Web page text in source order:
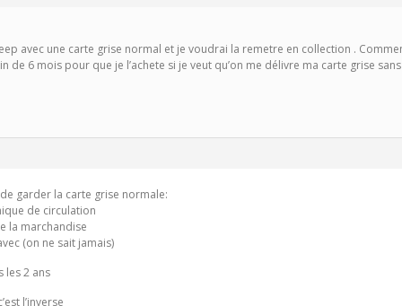
jeep avec une carte grise normal et je voudrai la remetre en collection .
de 6 mois pour que je l’achete si je veut qu’on me délivre ma carte grise
garder la carte grise normale:
de circulation
la marchandise
(on ne sait jamais)
les 2 ans
l’inverse